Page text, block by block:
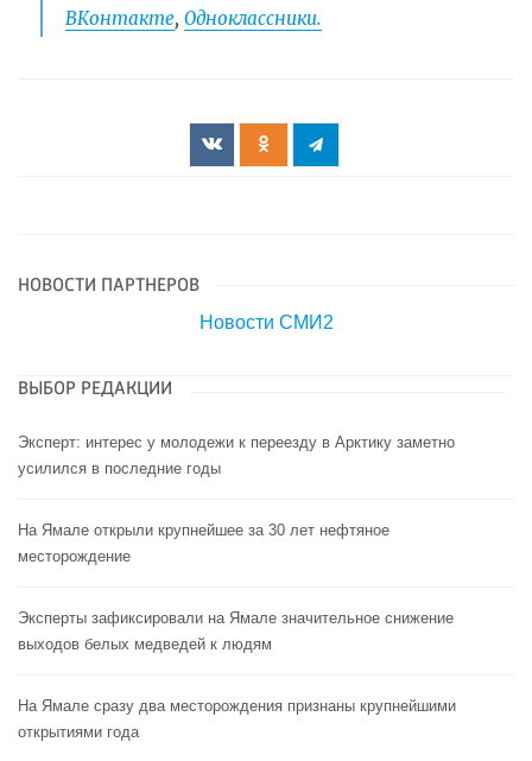
ВКонтакте, Одноклассники.
НОВОСТИ ПАРТНЕРОВ
Новости СМИ2
ВЫБОР РЕДАКЦИИ
Эксперт: интерес у молодежи к переезду в Арктику заметно
усилился в последние годы
На Ямале открыли крупнейшее за 30 лет нефтяное
месторождение
Эксперты зафиксировали на Ямале значительное снижение
выходов белых медведей к людям
На Ямале сразу два месторождения признаны крупнейшими
открытиями года